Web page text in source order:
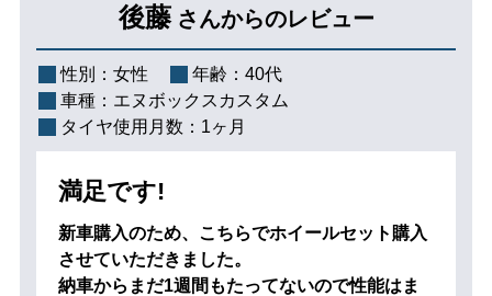
後藤 さんからのレビュー
性別： 女性 年齢： 40代
車種： エヌボックスカスタム
タイヤ使用月数： 1ヶ月
満足です!
新車購入のため、こちらでホイールセット購入
させていただきました。
納車からまだ1週間もたってないので性能はま